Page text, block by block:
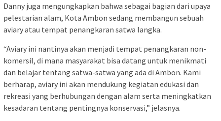
Danny juga mengungkapkan bahwa sebagai bagian dari upaya
pelestarian alam, Kota Ambon sedang membangun sebuah
aviary atau tempat penangkaran satwa langka.
“Aviary ini nantinya akan menjadi tempat penangkaran non-
komersil, di mana masyarakat bisa datang untuk menikmati
dan belajar tentang satwa-satwa yang ada di Ambon. Kami
berharap, aviary ini akan mendukung kegiatan edukasi dan
rekreasi yang berhubungan dengan alam serta meningkatkan
kesadaran tentang pentingnya konservasi,” jelasnya.